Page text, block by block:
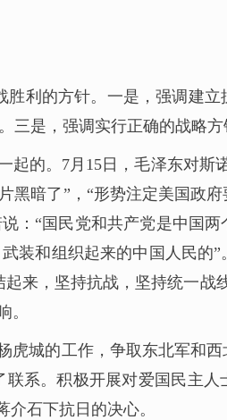
利的方针。一是，强调建
是，强调实行正确的战略方
的。7月15日，毛泽东对斯
暗了”，“形势注定美国政
：“国民党和共产党是中国
装和组织起来的中国人民的
来，坚持抗战，坚持统一战
。
城的工作，争取东北军和
系。积极开展对爱国民主
石下抗日的决心。